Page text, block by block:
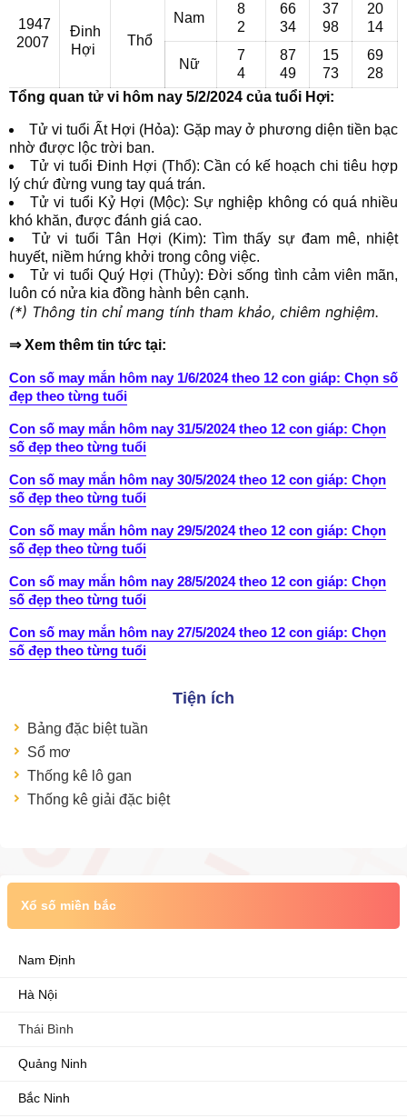
1947
2007
Đinh
Hợi
Thổ
Nam
8
2
66
34
37
98
20
14
Nữ
7
4
87
49
15
73
69
28
Tổng quan tử vi hôm nay 5/2/2024 của tuổi Hợi:
Tử vi tuổi Ất Hợi (Hỏa): Gặp may ở phương diện tiền bạc
nhờ được lộc trời ban.
Tử vi tuổi Đinh Hợi (Thổ): Cần có kế hoạch chi tiêu hợp
lý chứ đừng vung tay quá trán.
Tử vi tuổi Kỷ Hợi (Mộc): Sự nghiệp không có quá nhiều
khó khăn, được đánh giá cao.
Tử vi tuổi Tân Hợi (Kim): Tìm thấy sự đam mê, nhiệt
huyết, niềm hứng khởi trong công việc.
Tử vi tuổi Quý Hợi (Thủy): Đời sống tình cảm viên mãn,
luôn có nửa kia đồng hành bên cạnh.
(*) Thông tin chỉ mang tính tham khảo, chiêm nghiệm.
⇒ Xem thêm tin tức tại:
Con số may mắn hôm nay 1/6/2024 theo 12 con giáp: Chọn số
đẹp theo từng tuổi
Con số may mắn hôm nay 31/5/2024 theo 12 con giáp: Chọn
số đẹp theo từng tuổi
Con số may mắn hôm nay 30/5/2024 theo 12 con giáp: Chọn
số đẹp theo từng tuổi
Con số may mắn hôm nay 29/5/2024 theo 12 con giáp: Chọn
số đẹp theo từng tuổi
Con số may mắn hôm nay 28/5/2024 theo 12 con giáp: Chọn
số đẹp theo từng tuổi
Con số may mắn hôm nay 27/5/2024 theo 12 con giáp: Chọn
số đẹp theo từng tuổi
Tiện ích
Bảng đặc biệt tuần
Sổ mơ
Thống kê lô gan
Thống kê giải đặc biệt
Xổ số miền bắc
Nam Định
Hà Nội
Thái Bình
Quảng Ninh
Bắc Ninh